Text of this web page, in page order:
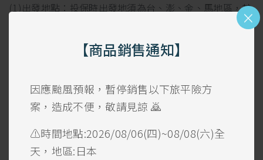
×
【商品銷售通知】
因應颱風預報，暫停銷售以下旅平險方
案，造成不便，敬請見諒 🙇
⚠️時間地點:2026/08/06(四)~08/08(六)全
天，地區:日本
(1)出發地點：投保時出發地須為台、澎、金、馬地區，其
(2)付款方式：個人網路投保需使用本人信用卡。
若您旅遊國家超過四個以上，在您投保時，請於第四個旅
遊國家選擇「世界各國」，這樣即可保障到您旅遊時的權